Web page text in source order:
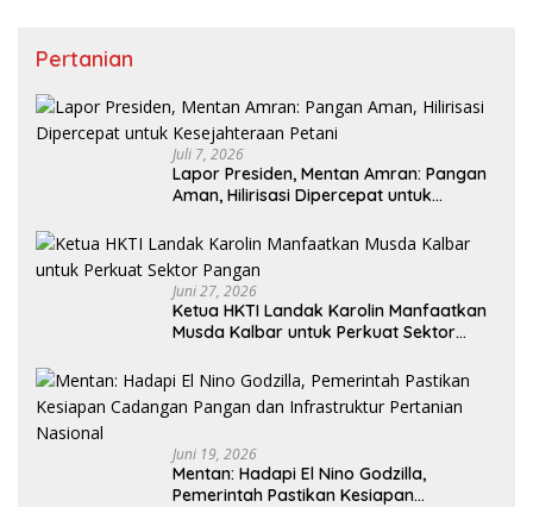
Pertanian
Juli 7, 2026
Lapor Presiden, Mentan Amran: Pangan
Aman, Hilirisasi Dipercepat untuk
Juni 27, 2026
Ketua HKTI Landak Karolin Manfaatkan
Musda Kalbar untuk Perkuat Sektor
Juni 19, 2026
Mentan: Hadapi El Nino Godzilla,
Pemerintah Pastikan Kesiapan